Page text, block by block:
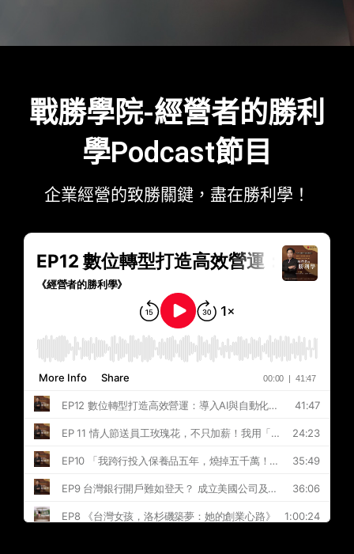
戰勝學院-經營者的勝利
學Podcast節目
企業經營的致勝關鍵，盡在勝利學！